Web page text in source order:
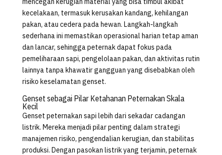
kecelakaan, termasuk kerusakan kandang, kehilangan
pakan, atau cedera pada hewan. Langkah-langkah
sederhana ini memastikan operasional harian tetap aman
dan lancar, sehingga peternak dapat fokus pada
pemeliharaan sapi, pengelolaan pakan, dan aktivitas rutin
lainnya tanpa khawatir gangguan yang disebabkan oleh
risiko keselamatan genset.
Genset sebagai Pilar Ketahanan Peternakan Skala
Kecil
Genset peternakan sapi lebih dari sekadar cadangan
listrik. Mereka menjadi pilar penting dalam strategi
manajemen risiko, pengendalian kerugian, dan stabilitas
produksi. Dengan pasokan listrik yang terjamin, peternak